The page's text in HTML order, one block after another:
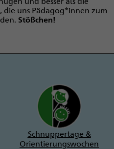
uns Pädagog*innen zum
Stößchen!
Schnuppertage &
Orientierungswochen